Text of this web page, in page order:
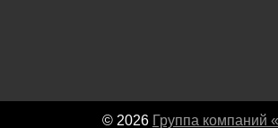
© 2026 Группа компаний